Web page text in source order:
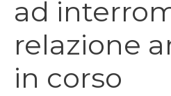
ad
relazione
in corso